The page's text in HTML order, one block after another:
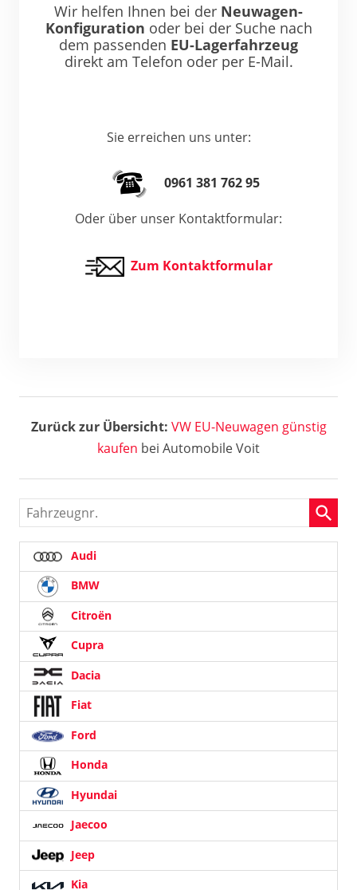
Wir helfen Ihnen bei der Neuwagen-
Konfiguration oder bei der Suche nach
dem passenden EU-Lagerfahrzeug
direkt am Telefon oder per E-Mail.
Sie erreichen uns unter:
0961 381 762 95
Oder über unser Kontaktformular:
Zum Kontaktformular
Zurück zur Übersicht: VWEU-Neuwagen günstig
kaufen bei Automobile Voit
Fahrzeugnr.
Audi
BMW
Citroën
Cupra
Dacia
Fiat
Ford
Honda
Hyundai
Jaecoo
Jeep
Kia